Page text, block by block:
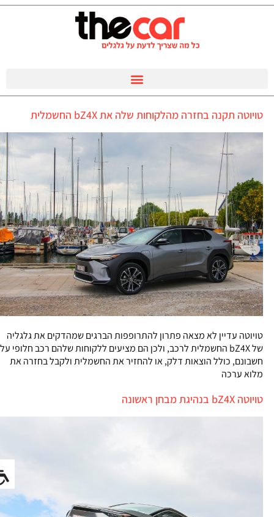
טויוטה תקנה בחזרה מהלקוחות שלה את bZ4X החשמלית
טויוטה עדיין לא מצאה פתרון להתרופפות הברגים שמהדקים את גלגליה
של bZ4X החשמלית לרכב, ולכן הם מציעים ללקוחות שלהם רכב חלופי על
חשבונם, כולל הוצאות דלק, או להחזיר את החשמלית ולקבל בחזרה את
מלוא ערכה
טויוטה bZ4X בנהיגת מבחן ראשונה